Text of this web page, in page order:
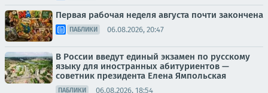
Первая рабочая неделя августа почти закончена
ПАБЛИКИ 06.08.2026, 20:47
В России введут единый экзамен по русскому
языку для иностранных абитуриентов —
советник президента Елена Ямпольская
ПАБЛИКИ 06.08.2026, 18:54